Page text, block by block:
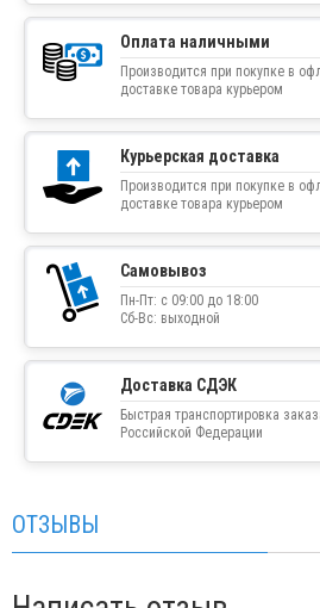
Оплата наличными
Производится при покупке в
доставке товара курьером
Курьерская доставка
Производится при покупке в
доставке товара курьером
Самовывоз
Пн-Пт: с 09:00 до 18:00
Сб-Вс: выходной
Доставка СДЭК
Быстрая транспортировка
Российской Федерации
ОТЗЫВЫ